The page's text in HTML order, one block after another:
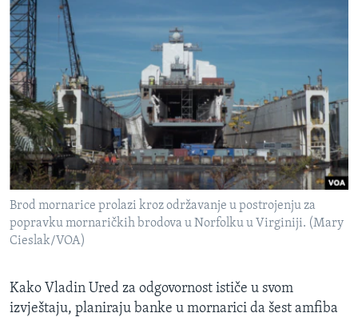
Brod mornarice prolazi kroz održavanje u postrojenju za
popravku mornaričkih brodova u Norfolku u Virginiji. (Mary
Cieslak/VOA)
Kako Vladin Ured za odgovornost ističe u svom
izvještaju, planiraju banke u mornarici da šest amfiba